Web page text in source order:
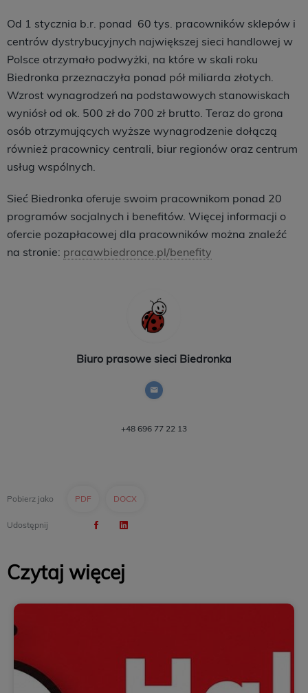
Od 1 stycznia b.r. ponad 60 tys. pracowników sklepów i
centrów dystrybucyjnych największej sieci handlowej w
Polsce otrzymało podwyżki, na które w skali roku
Biedronka przeznaczyła ponad pół miliarda złotych.
Wzrost wynagrodzeń na podstawowych stanowiskach
wyniósł od ok. 500 zł do 700 zł brutto. Teraz do grona
osób otrzymujących wyższe wynagrodzenie dołączą
również pracownicy centrali, biur regionów oraz centrum
usług wspólnych.
Sieć Biedronka oferuje swoim pracownikom ponad 20
programów socjalnych i benefitów. Więcej informacji o
ofercie pozapłacowej dla pracowników można znaleźć
na stronie: pracawbiedronce.pl/benefity
Biuro prasowe sieci Biedronka
+48 696 77 22 13
Pobierz jako PDF DOCX
Udostępnij
Czytaj więcej